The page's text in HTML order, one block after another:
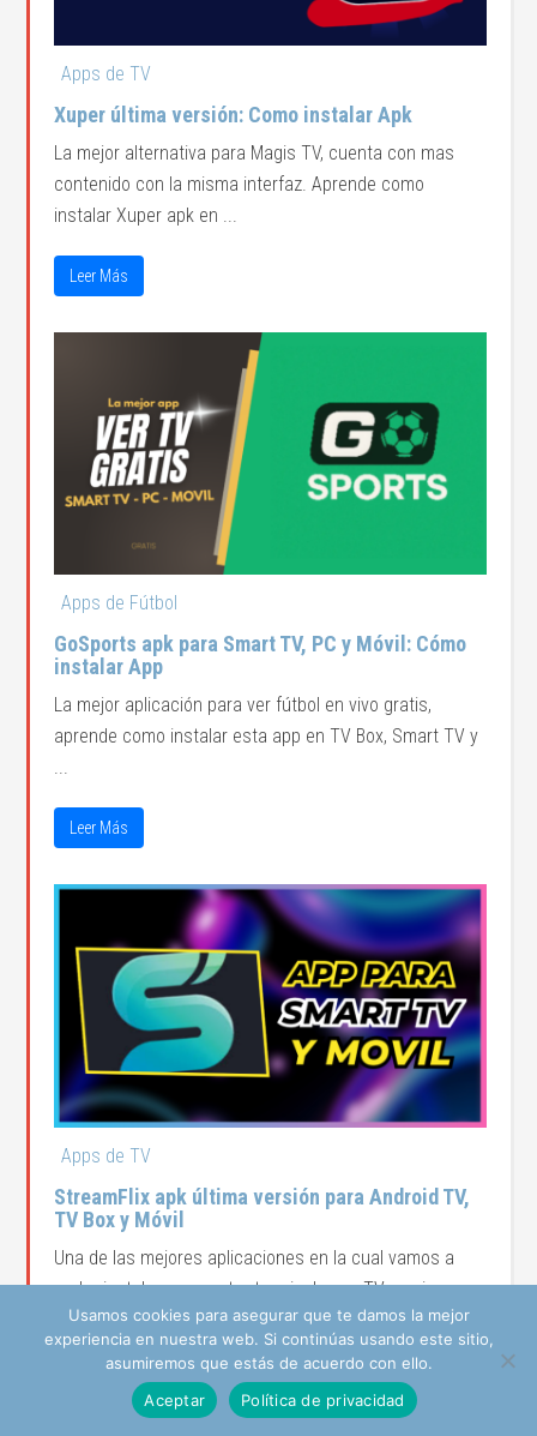
Apps de TV
Xuper última versión: Como instalar Apk
La mejor alternativa para Magis TV, cuenta con mas
contenido con la misma interfaz. Aprende como
instalar Xuper apk en ...
Leer Más
Apps de Fútbol
GoSports apk para Smart TV, PC y Móvil: Cómo
instalar App
La mejor aplicación para ver fútbol en vivo gratis,
aprende como instalar esta app en TV Box, Smart TV y
...
Leer Más
Apps de TV
StreamFlix apk última versión para Android TV,
TV Box y Móvil
Una de las mejores aplicaciones en la cual vamos a
poder instalar en nuestro terminal y ver TV en vivo, ...
Leer Más
Usamos cookies para asegurar que te damos la mejor
experiencia en nuestra web. Si continúas usando este sitio,
asumiremos que estás de acuerdo con ello.
Aceptar
Política de privacidad